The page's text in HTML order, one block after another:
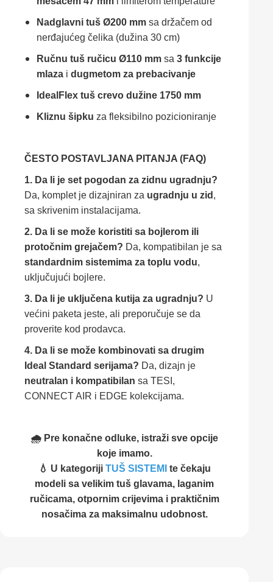
Nadglavni tuš Ø200 mm sa držačem od
nerđajućeg čelika (dužina 30 cm)
Ručnu tuš ručicu Ø110 mm sa 3 funkcije
mlaza i dugmetom za prebacivanje
IdealFlex tuš crevo dužine 1750 mm
Kliznu šipku za fleksibilno pozicioniranje
ČESTO POSTAVLJANA PITANJA (FAQ)
1. Da li je set pogodan za zidnu ugradnju?
Da, komplet je dizajniran za ugradnju u zid ,
sa skrivenim instalacijama.
2. Da li se može koristiti sa bojlerom ili
protočnim grejačem? Da, kompatibilan je sa
standardnim sistemima za toplu vodu,
uključujući bojlere.
3. Da li je uključena kutija za ugradnju? U
većini paketa jeste, ali preporučuje se da
proverite kod prodavca.
4. Da li se može kombinovati sa drugim
Ideal Standard serijama? Da, dizajn je
neutralan i kompatibilan sa TESI,
CONNECT AIR i EDGE kolekcijama.
🌧️ Pre konačne odluke, istraži sve opcije
koje imamo.
💧 U kategoriji TUŠ SISTEMI te čekaju
modeli sa velikim tuš glavama, laganim
ručicama, otpornim crijevima i praktičnim
nosačima za maksimalnu udobnost.